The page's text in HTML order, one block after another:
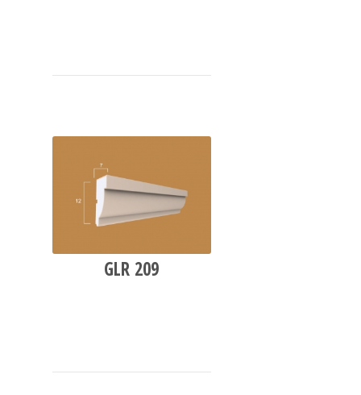
GLR 209